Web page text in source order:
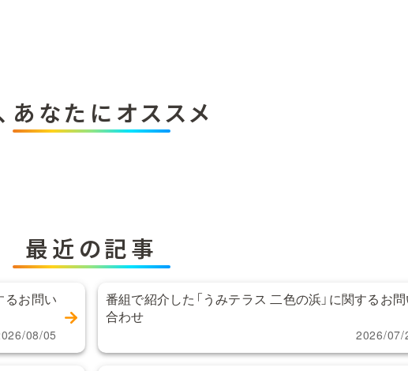
あなたにオススメ
最近の記事
るお問い
08/05
番組で紹介した「うみテラス 二色の浜」に関するお
合わせ
2026/07/